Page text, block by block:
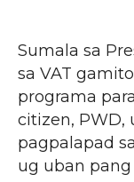
Sumala sa
sa VAT
programa
citizen, PWD,
pagpalapad
ug uban pang